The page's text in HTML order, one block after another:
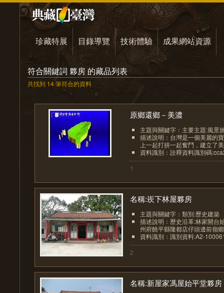
珍藏特展 目錄導覽 技術體驗 成果網站資源
符合關鍵詞 夥房 的藏品列表
共找到 14 筆符合的資料
原鄉還鄉－美濃
主題與關鍵字：主要主題:風景
描述說明：台灣是一個美麗的
上一起打拚一起奮鬥，建立了
資料識別：詮釋資料識別碼
1
名稱:崁下林屋夥房
主題與關鍵字：類別:歷史建築
描述說明：歷史沿革:林家開台
州府饒平縣隆都店仔頭邊前嶺
資料識別：識別資料:A2-
2
名稱:新屋家馮屋始平堂夥房